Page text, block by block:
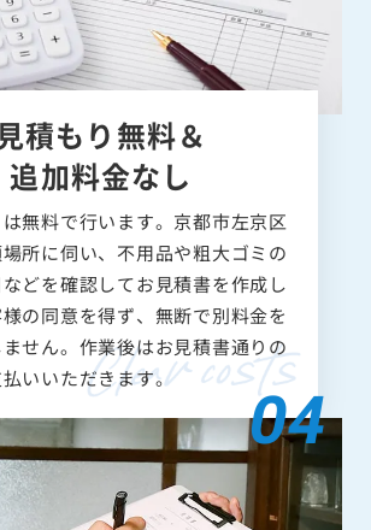
見積もり無料＆
追加料金なし
無料で行います。京都市左京区
所に伺い、不用品や粗大ゴミの
どを確認してお見積書を作成し
の同意を得ず、無断で別料金を
せん。作業後はお見積書通りの
いいただきます。